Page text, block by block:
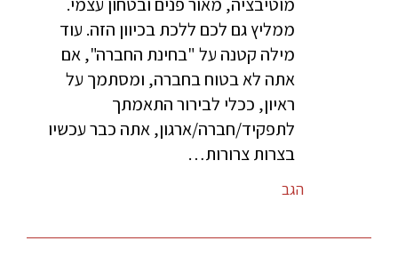
ממליץ גם לכם ללכת בכיוון הזה. עוד
מילה קטנה על "בחינת החברה", אם
אתה לא בטוח בחברה, ומסתמך על
ראיון, ככלי לבירור התאמתך
לתפקיד/חברה/ארגון, אתה כבר עכשיו
בצרות צרורות…
הגב